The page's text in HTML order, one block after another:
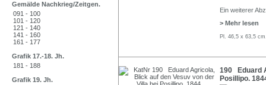
Gemälde Nachkrieg/Zeitgen.
091 - 100
101 - 120
121 - 140
141 - 160
161 - 177
Grafik 17.-18. Jh.
181 - 188
Grafik 19. Jh.
Ein weiterer
> Mehr lesen
Pl. 46,5 x 63,5
190 Eduard
Posillipo.